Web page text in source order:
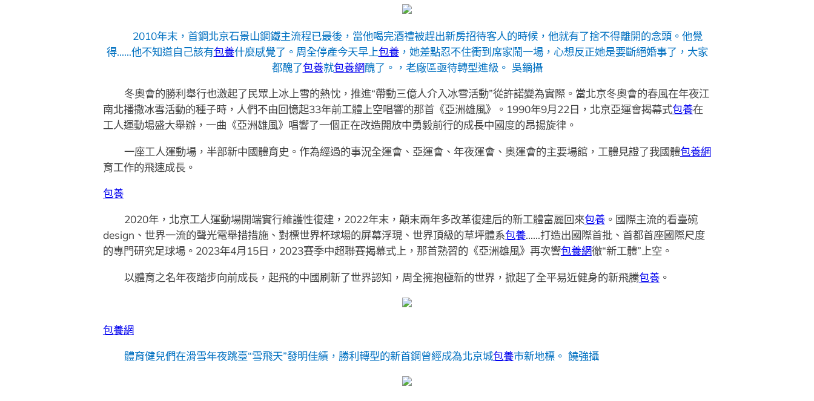
2010年末，首鋼北京石景山鋼鐵主流程已最後，當他喝完酒禮被趕出新房招待客人的時候，他就有了捨不得離開的念頭。他覺
得……他不知道自己該有包養什麼感覺了。周全停產今天早上包養，她差點忍不住衝到席家鬧一場，心想反正她是要斷絕婚事了，大家
都醜了包養就包養網醜了。，老廠區亟待轉型進級。 吳鏑攝
冬奧會的勝利舉行也激起了民眾上冰上雪的熱忱，推進“帶動三億人介入冰雪活動”從許諾變為實際。當北京冬奧會的春風在年夜江
南北播撒冰雪活動的種子時，人們不由回憶起33年前工體上空唱響的那首《亞洲雄風》。1990年9月22日，北京亞運會揭幕式包養在
工人運動場盛大舉辦，一曲《亞洲雄風》唱響了一個正在改造開放中勇毅前行的成長中國度的昂揚旋律。
一座工人運動場，半部新中國體育史。作為經過的事況全運會、亞運會、年夜運會、奧運會的主要場館，工體見證了我國體包養網
育工作的飛速成長。
包養
2020年，北京工人運動場開端實行維護性復建，2022年末，顛末兩年多改革復建后的新工體富麗回來包養。國際主流的看臺碗
design、世界一流的聲光電舉措措施、對標世界杯球場的屏幕浮現、世界頂級的草坪體系包養……打造出國際首批、首都首座國際尺度
的專門研究足球場。2023年4月15日，2023賽季中超聯賽揭幕式上，那首熟習的《亞洲雄風》再次響包養網徹“新工體”上空。
以體育之名年夜踏步向前成長，起飛的中國刷新了世界認知，周全擁抱極新的世界，掀起了全平易近健身的新飛騰包養。
包養網
體育健兒們在滑雪年夜跳臺“雪飛天”發明佳績，勝利轉型的新首鋼曾經成為北京城包養市新地標。 饒強攝